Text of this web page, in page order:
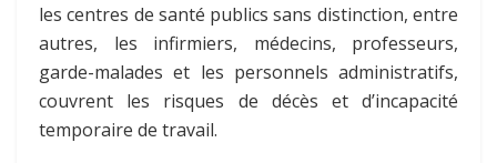
les centres de santé publics sans distinction, entre
autres, les infirmiers, médecins, professeurs,
garde-malades et les personnels administratifs,
couvrent les risques de décès et d’incapacité
temporaire de travail.